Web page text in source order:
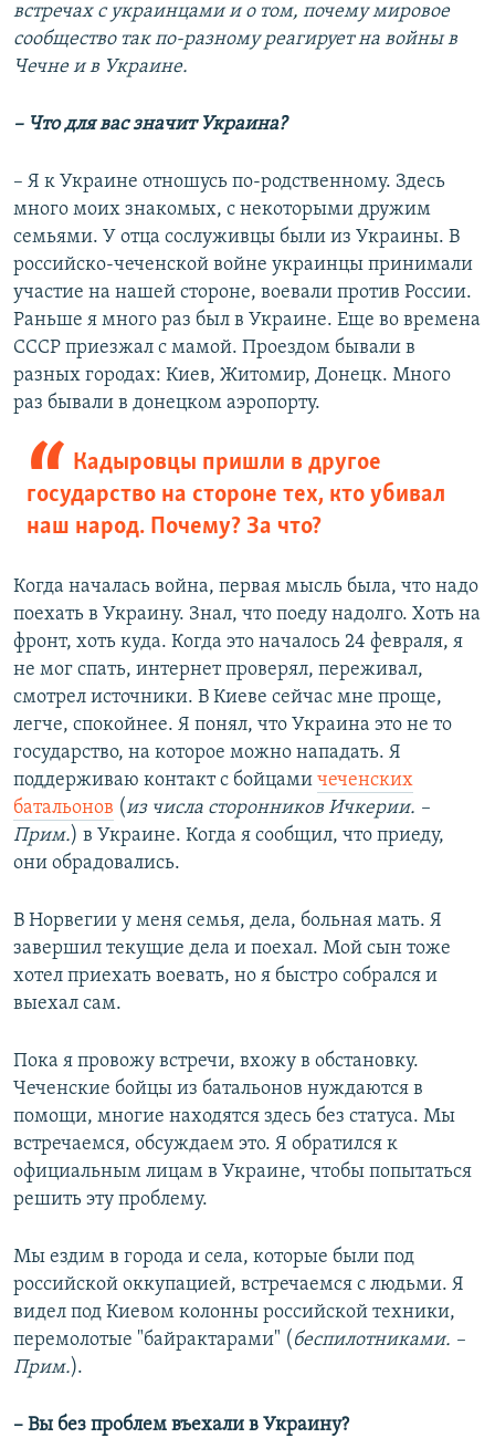
встречах с украинцами и о том, почему мировое
сообщество так по-разному реагирует на войны в
Чечне и в Украине.
– Что для вас значит Украина?
– Я к Украине отношусь по-родственному. Здесь
много моих знакомых, с некоторыми дружим
семьями. У отца сослуживцы были из Украины. В
российско-чеченской войне украинцы принимали
участие на нашей стороне, воевали против России.
Раньше я много раз был в Украине. Еще во времена
СССР приезжал с мамой. Проездом бывали в
разных городах: Киев, Житомир, Донецк. Много
раз бывали в донецком аэропорту.
Кадыровцы пришли в другое
государство на стороне тех, кто убивал
наш народ. Почему? За что?
Когда началась война, первая мысль была, что надо
поехать в Украину. Знал, что поеду надолго. Хоть на
фронт, хоть куда. Когда это началось 24 февраля, я
не мог спать, интернет проверял, переживал,
смотрел источники. В Киеве сейчас мне проще,
легче, спокойнее. Я понял, что Украина это не то
государство, на которое можно нападать. Я
поддерживаю контакт с бойцами чеченских
батальонов (из числа сторонников Ичкерии. –
Прим.) в Украине. Когда я сообщил, что приеду,
они обрадовались.
В Норвегии у меня семья, дела, больная мать. Я
завершил текущие дела и поехал. Мой сын тоже
хотел приехать воевать, но я быстро собрался и
выехал сам.
Пока я провожу встречи, вхожу в обстановку.
Чеченские бойцы из батальонов нуждаются в
помощи, многие находятся здесь без статуса. Мы
встречаемся, обсуждаем это. Я обратился к
официальным лицам в Украине, чтобы попытаться
решить эту проблему.
Мы ездим в города и села, которые были под
российской оккупацией, встречаемся с людьми. Я
видел под Киевом колонны российской техники,
перемолотые "байрактарами" ( беспилотниками. –
Прим.).
– Вы без проблем въехали в Украину?